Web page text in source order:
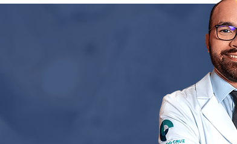
Urologista
bexiga, na
da prostata.